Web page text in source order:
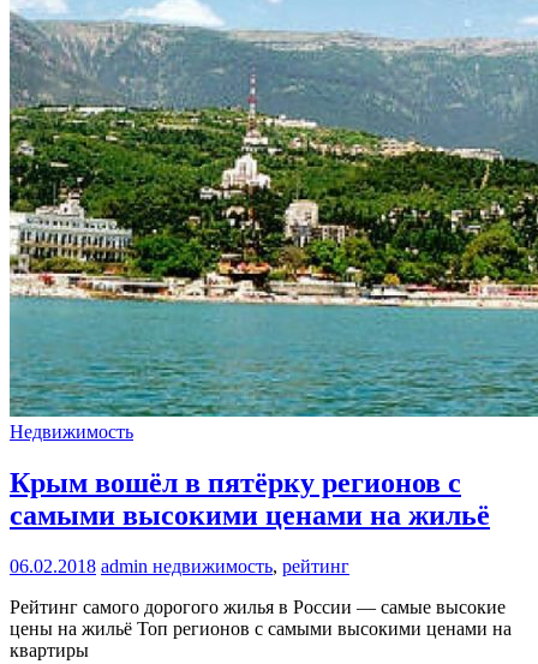
Недвижимость
Крым вошёл в пятёрку регионов с
самыми высокими ценами на жильё
06.02.2018 admin недвижимость, рейтинг
Рейтинг самого дорогого жилья в России — самые высокие
цены на жильё Топ регионов с самыми высокими ценами на
квартиры